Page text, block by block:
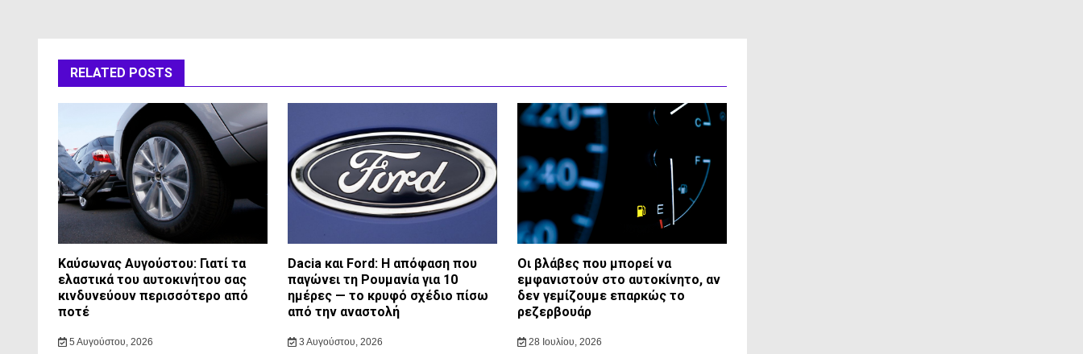
RELATED POSTS
Καύσωνας Αυγούστου: Γιατί τα
ελαστικά του αυτοκινήτου σας
κινδυνεύουν περισσότερο από
ποτέ
5 Αυγούστου, 2026
Dacia και Ford: Η απόφαση που
παγώνει τη Ρουμανία για 10
ημέρες — το κρυφό σχέδιο πίσω
από την αναστολή
3 Αυγούστου, 2026
Οι βλάβες που μπορεί να
εμφανιστούν στο αυτοκίνητο, αν
δεν γεμίζουμε επαρκώς το
ρεζερβουάρ
28 Ιουλίου, 2026